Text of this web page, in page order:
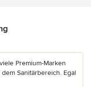
Sternen
Premium-Marken
Sanitärbereich. Egal